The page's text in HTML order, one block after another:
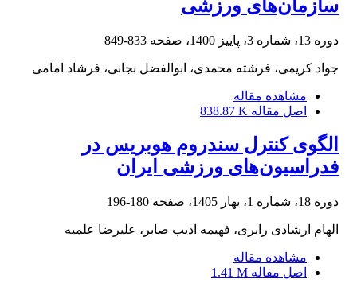
سازمان‌های ورزشی
دوره 13، شماره 3، پاییز 1400، صفحه 833-849
جواد کریمی، فرشته محمدی، ابوالفضل بجانی، فرشاد امامی
مشاهده مقاله
اصل مقاله 838.87 K
الگوی کنترل سندروم هوبریس در
فدراسیون‌های ورزشی ایران
دوره 18، شماره 1، بهار 1405، صفحه 180-196
الهام ارشادی رابری، فهیمه ادیب صابر، علیرضا علمیه
مشاهده مقاله
اصل مقاله 1.41 M